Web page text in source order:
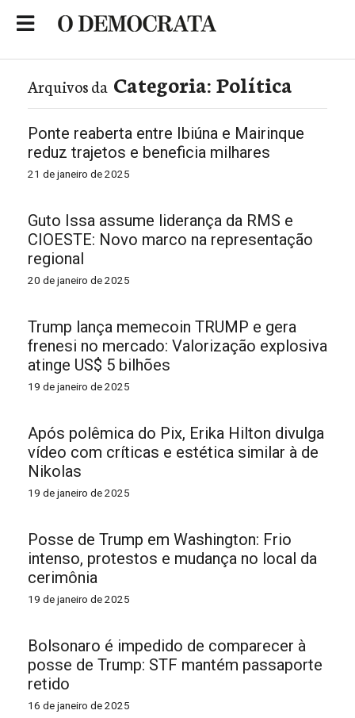
Arquivos da Categoria:Política
Ponte reaberta entre Ibiúna e Mairinque
reduz trajetos e beneficia milhares
21 de janeiro de 2025
Guto Issa assume liderança da RMS e
CIOESTE: Novo marco na representação
regional
20 de janeiro de 2025
Trump lança memecoin TRUMP e gera
frenesi no mercado: Valorização explosiva
atinge US$ 5 bilhões
19 de janeiro de 2025
Após polêmica do Pix, Erika Hilton divulga
vídeo com críticas e estética similar à de
Nikolas
19 de janeiro de 2025
Posse de Trump em Washington: Frio
intenso, protestos e mudança no local da
cerimônia
19 de janeiro de 2025
Bolsonaro é impedido de comparecer à
posse de Trump: STF mantém passaporte
retido
16 de janeiro de 2025